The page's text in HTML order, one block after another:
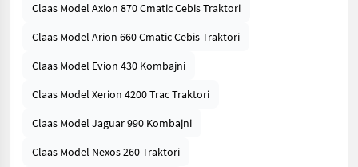
Claas Model Axion 870 Cmatic Cebis Traktori
Claas Model Arion 660 Cmatic Cebis Traktori
Claas Model Evion 430 Kombajni
Claas Model Xerion 4200 Trac Traktori
Claas Model Jaguar 990 Kombajni
Claas Model Nexos 260 Traktori